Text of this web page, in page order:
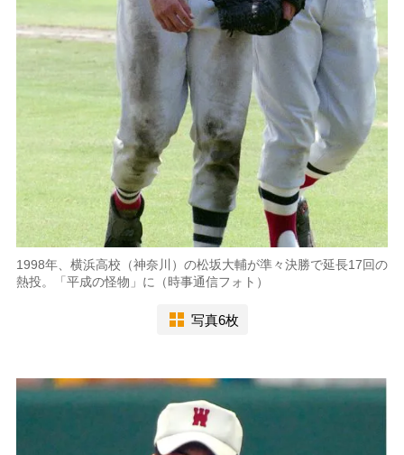
1998年、横浜高校（神奈川）の松坂大輔が準々決勝で延長17回の
熱投。「平成の怪物」に（時事通信フォト）
写真6枚